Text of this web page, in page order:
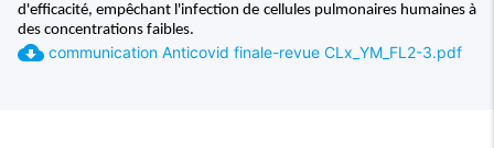
d'efficacité, empêchant l'infection de cellules pulmonaires humaines à
des concentrations faibles.
cloud_download communication Anticovid finale-revue CLx_YM_FL2-3.pdf